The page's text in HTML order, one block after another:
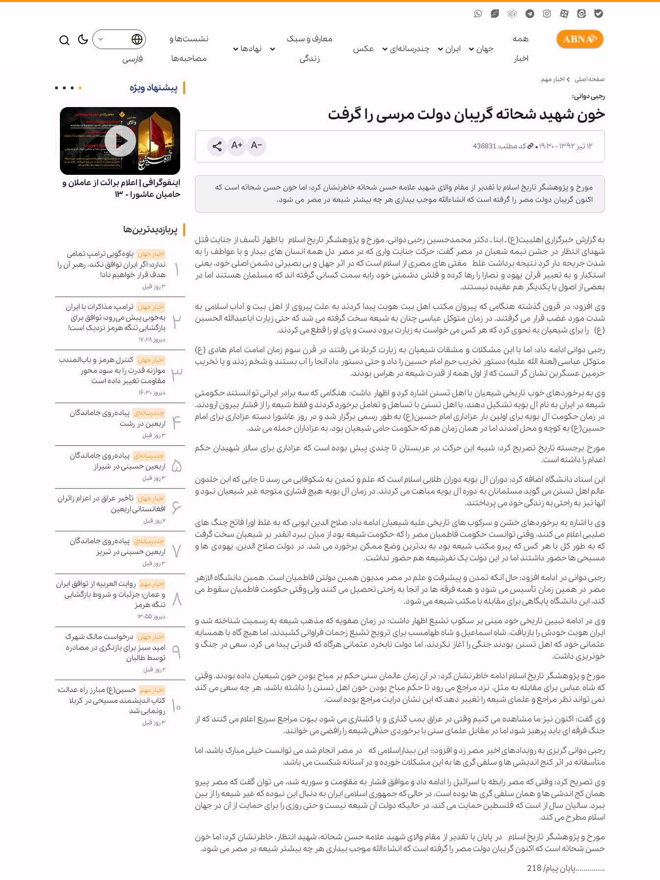
همه
اخبار
جهان ایران چندرسانه‌ای عکس
معارف و سبک
زندگی
نهادها
نشست‌ها و
مصاحبه‌ها
فارسی
صفحه اصلی اخبار مهم
رجبی دوانی:
خون شهید شحاته گریبان دولت مرسی را گرفت
۱۲ تیر ۱۳۹۲ - ۱۹:۳۰ کد مطلب: 436831
مورخ و پژوهشگر تاریخ اسلام با تقدیر از مقام والای شهید علامه حسن شحاته خاطرنشان کرد: اما خون حسن شحاته است که
اکنون گریبان دولت مصر را گرفته است که انشاءالله موجب بیداری هر چه بیشتر شیعه در مصر می شود.
به گزارش خبرگزاری اهل‏بیت(ع) ـ ابنا ـ‌ دکتر محمدحسین رجبی دوانی، مورخ و پژوهشگر تاریخ اسلام با اظهار تأسف از جنایت قتل
شهدای انتظار در جشن نیمه شعبان در مصر گفت: حرکت جنایت واری که در مصر دل همه انسان های بیدار و با عواطف را به
شدت جریحه دار کرد نتیجه برداشت غلط مفتی های مصری از اسلام است که در اثر جهل و بی بصیرتی دشمن اصلی خود، یعنی
استکبار و به تعبیر قرآن یهود و نصارا را رها کرده و فلش دشمنی خود رابه سمت کسانی گرفته اند که مسلمان هستند اما در
بعضی از اصول با یکدیگر هم عقیده نیستند.
وی افزود: در قرون گذشته هنگامی که پیروان مکتب اهل بیت هویت پیدا کردند به علت پیروی از اهل بیت و آداب اسلامی به
شدت مورد غضب قرار می گرفتند. در زمان متوکل عباسی چنان به شیعه سخت گرفته می شد که حتی زیارت اباعبدالله الحسین
(ع) را برای شیعیان به نحوی کرد که هر کس می خواست به زیارت برود دست و پای او را قطع می کردند.
رجبی دوانی ادامه داد: اما با این مشکلات و مشقات شیعیان به زیارت کربلا می رفتند در قرن سوم زمان امامت امام هادی (ع)
متوکل عباسی (لعنة الله علیه) دستور تخریب حرم امام حسین را داد و حتی دستور داد آنجا را آب بستند و شخم زدند و یا تخریب
حرمین عسگرین نشان گر آنست که از اول همه از قدرت شیعه در هراس بودند.
وی به برخوردهای خوب تاریخی شیعیان با اهل تسنن اشاره کرد و اظهار داشت: هنگامی که سه برادر ایرانی توانستند حکومتی
شیعه در ایران به نام آل بویه تشکیل دهند، با اهل تسنن با تساهل و تعامل برخورد کردند و فقط شیعه را از فشار بیرون آرودند.
در زمان حکومت آل بویه برای اولین بار عزاداری امام حسین(ع) به طور رسمی برگزار شد و در روز عاشورا دسته عزاداری برای امام
حسین(ع) به کوچه و محل آمدند اما در همان زمان هم که حکومت حامی شیعیان بود، به عزاداران حمله می شد.
مورخ برجسته تاریخ تصریح کرد: شبیه این حرکت در عربستان تا چندی پیش بوده است که عزاداری برای سالار شهیدان حکم
اعدام را داشته است.
این استاد دانشگاه اضافه کرد: دوران آل بویه دوران طلایی اسلام است که علم و تمدن به شکوفایی می رسد تا جایی که ابن خلدون
عالم اهل تسنن می گوید مسلمانان به دوره آل بویه مباهت می کردند. در زمان آل بویه هیچ فشاری متوجه غیر شیعیان نبود و
آنها نیز به راحتی به زندگی خود می پرداختند.
وی با اشاره به برخوردهای خشن و سرکوب های تاریخی علیه شیعیان ادامه داد: صلاح الدین ایوبی که به غلط اورا فاتح چنگ های
صلیبی اعلام می کنند، وقتی توانست حکومت فاطمیان مصر را که حکومت شیعه بود از میان ببرد آنقدر بر شیعیان سخت گرفت
که به طور کل با هر کس که پیرو مکتب شیعه بود به بدترین وضع ممکن برخورد می شد. در دولت صلاح الدین، یهودی ها و
مسیحی ها حضور داشتند اما در این دولت یک نفرشیعه هم حضور نداشت.
رجبی دوانی در ادامه افزود: حال آنکه تمدن و پیشرفت و علم در مصر مدیون همین دولتن فاطمیان است. همین دانشگاه الازهر
مصر در همین زمان تأسیس می شود و همه فرقه ها در آنجا به راحتی تحصیل می کنند ولی وقتی حکومت فاطمیان سقوط می
کند، این دانشگاه پایگاهی برای مقابله با مکتب شیعه می شود.
وی در ادامه تبیین تاریخی خود مبنی بر سکوب تشیع اظهار داشت: در زمان صفویه که مذهب شیعه به رسمیت شناخته شد و
ایران هویت خودش را بازیافت، شاه اسماعیل و شاه طهامسب برای ترویج تشیع زحمات فراوانی کشیدند، اما هیچ گاه با همسایه
عثمانی خود که اهل تسنن بودند جنگی را آغاز نکردند، اما دولت نابخرد عثمانی هرگاه که قدرتی پیدا می کرد، سعی در جنگ و
خونریزی داشت.
مورخ و پژوهشگر تاریخ اسلام ادامه خاطرنشان کرد: در آن زمان عالمان سنی حکم بر مباح بودن خون شیعیان داده بودند. وقتی
که شاه عباس برای مقابله به مثل، نزد مراجع می رود تا حکم مباح بودن خون اهل تسنن را داشته باشد، هر چه سعی می کند
نمی تواند نظر مراجع و علمای شیعه را تغییر دهد که این نشان درایت مراجع بوده است.
وی گفت: اکنون نیز ما مشاهده می کنیم وقتی در عراق بمب گذاری و یا کشتاری می شود بیوت مراجع سریع اعلام می کنند که از
جنگ فرقه ای باید پرهیز شود اما در مقابل علمای سنی با برخوردی حذفی شیعه را رافضی می خوانند.
رجبی دوانی گریزی به رویدادهای اخیر مصر زد و افزود:: این بیداراسلامی که در مصر انجام شد می توانست خیلی مبارک باشد، اما
متأسفانه در اثر کنج اندیشی ها و سلفی گری ها به این مشکلات خورده و در آستانه شکست می باشد.
وی تصریح کرد: وقتی که مصر رابطه با اسرائیل را ادامه داد و موافق فشار به مقاومت و سوریه شد، می توان گفت که مصر پیرو
همان کج اندشی ها و همان سلفی گری ها بوده است، در حالی که جمهوری اسلامی ایران به دنبال این نبوده که غیر شیعه را از بین
ببرد. سالیان سال از است که فلسطین حمایت می کند، در حالیکه دولت آن شیعه نیست و حتی روزی را برای حمایت از آن در جهان
اسلام مطرح می کند.
مورخ و پژوهشگر تاریخ اسلام در پایان با تقدیر از مقام والای شهید علامه حسن شحاته، شهید انتظار، خاطرنشان کرد: اما خون
حسن شحاته است که اکنون گریبان دولت مصر را گرفته است که انشاءالله موجب بیداری هر چه بیشتر شیعه در مصر می شود.
...............پایان پیام/ 218
پیشنهاد ویژه
پادکست ابنا - روایت یک دهه | قلمِ
شکسته
اینفوگرافی | اعلام برائت از عاملان و
حامیان عاشورا - ۱۳
پربازدیدترین‌ها
اخبار جهان یاوه‌گویی ترامپ تمامی
ندارد؛ اگر ایران توافق نکند، رهبر آن را
هدف قرار خواهیم داد!
۳ روز قبل
اخبار جهان ترامپ: مذاکرات با ایران
به‌خوبی پیش می‌رود؛ توافق برای
بازگشایی تنگه هرمز نزدیک است!
دیروز ۱۷:۲۸
اخبار جهان کنترل هرمز و باب‌المندب
موازنه قدرت را به سود محور
مقاومت تغییر داده است
دیروز ۱۶:۳۰
چندرسانه‌ای پیاده‌روی جاماندگان
اربعین در رشت
۳ روز قبل
چندرسانه‌ای پیاده‌روی جاماندگان
اربعین حسینی در شیراز
۳ روز قبل
اخبار جهان تأخیر عراق در اعزام زائران
افغانستانی اربعین
۲ روز قبل
چندرسانه‌ای پیاده‌روی جاماندگان
اربعین حسینی در تبریز
۳ روز قبل
اخبار مهم روایت العربیه از توافق ایران
و عمان؛ جزئیات و شروط بازگشایی
تنگه هرمز
دیروز ۱۳:۵۵
اخبار جهان درخواست مالک شهرک
امید سبز برای بازنگری در مصادره
توسط طالبان
۲ روز قبل
اخبار مهم حسین(ع) مبارز راه عدالت؛
کتاب اندیشمند مسیحی در کربلا
رونمایی شد
۳ روز قبل